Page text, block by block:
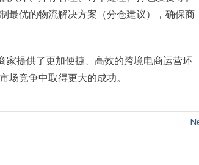
最优的物流解决方案（分仓建议），确保商
家提供了更加便捷、高效的跨境电商运营环
竞争中取得更大的成功。